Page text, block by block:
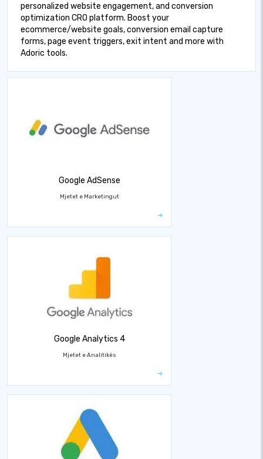
personalized website engagement, and conversion
optimization CRO platform. Boost your
ecommerce/website goals, conversion email capture
forms, page event triggers, exit intent and more with
Adoric tools.
Google AdSense
Mjetet e Marketingut
Google Analytics 4
Mjetet e Analitikës